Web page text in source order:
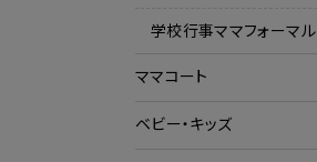
学校行事ママフォーマル
ママコート
ベビー・キッズ